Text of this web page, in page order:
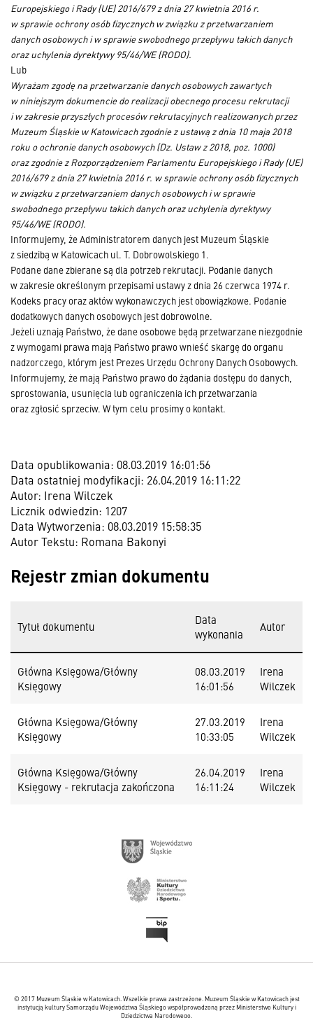
Europejskiego i Rady (UE) 2016/679 z dnia 27 kwietnia 2016 r.
w sprawie ochrony osób fizycznych w związku z przetwarzaniem
danych osobowych i w sprawie swobodnego przepływu takich danych
oraz uchylenia dyrektywy 95/46/WE (RODO).
Lub
Wyrażam zgodę na przetwarzanie danych osobowych zawartych
w niniejszym dokumencie do realizacji obecnego procesu rekrutacji
i w zakresie przyszłych procesów rekrutacyjnych realizowanych przez
Muzeum Śląskie w Katowicach zgodnie z ustawą z dnia 10 maja 2018
roku o ochronie danych osobowych (Dz. Ustaw z 2018, poz. 1000)
oraz zgodnie z Rozporządzeniem Parlamentu Europejskiego i Rady (UE)
2016/679 z dnia 27 kwietnia 2016 r. w sprawie ochrony osób fizycznych
w związku z przetwarzaniem danych osobowych i w sprawie
swobodnego przepływu takich danych oraz uchylenia dyrektywy
95/46/WE (RODO).
Informujemy, że Administratorem danych jest Muzeum Śląskie
z siedzibą w Katowicach ul. T. Dobrowolskiego 1.
Podane dane zbierane są dla potrzeb rekrutacji. Podanie danych
w zakresie określonym przepisami ustawy z dnia 26 czerwca 1974 r.
Kodeks pracy oraz aktów wykonawczych jest obowiązkowe. Podanie
dodatkowych danych osobowych jest dobrowolne.
Jeżeli uznają Państwo, że dane osobowe będą przetwarzane niezgodnie
z wymogami prawa mają Państwo prawo wnieść skargę do organu
nadzorczego, którym jest Prezes Urzędu Ochrony Danych Osobowych.
Informujemy, że mają Państwo prawo do żądania dostępu do danych,
sprostowania, usunięcia lub ograniczenia ich przetwarzania
oraz zgłosić sprzeciw. W tym celu prosimy o kontakt.
Data opublikowania: 08.03.2019 16:01:56
Data ostatniej modyfikacji: 26.04.2019 16:11:22
Autor: Irena Wilczek
Licznik odwiedzin: 1207
Data Wytworzenia: 08.03.2019 15:58:35
Autor Tekstu: Romana Bakonyi
Rejestr zmian dokumentu
Tytuł dokumentu
Data
wykonania
Autor
Główna Księgowa/Główny
Księgowy
08.03.2019
16:01:56
Irena
Wilczek
Główna Księgowa/Główny
Księgowy
27.03.2019
10:33:05
Irena
Wilczek
Główna Księgowa/Główny
Księgowy - rekrutacja zakończona
26.04.2019
16:11:24
Irena
Wilczek
© 2017 Muzeum Śląskie w Katowicach. Wszelkie prawa zastrzeżone. Muzeum Śląskie w Katowicach jest
instytucją kultury Samorządu Województwa Śląskiego współprowadzoną przez Ministerstwo Kultury i
Dziedzictwa Narodowego.